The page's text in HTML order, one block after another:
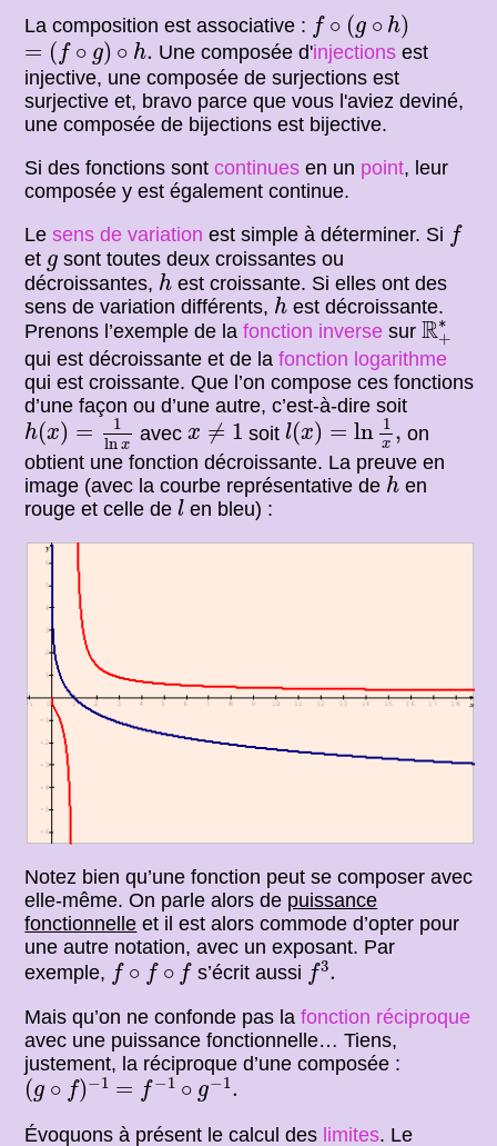
La composition est associative : f ∘ (g ∘ h)
f∘ g )
= ( f ∘ g) ∘ h.
=(f∘g)∘h. Une composée d'injections est
injective, une composée de surjections est
surjective et, bravo parce que vous l'aviez deviné,
une composée de bijections est bijective.
Si des fonctions sontcontinues en un point, leur
composée y est également continue.
Lesens de variation est simple à déterminer. Si f
f
et g
g sont toutes deux croissantes ou
décroissantes, h
h est croissante. Si elles ont des
sens de variation différents, h
h est décroissante.
Prenons l’exemple de lafonction inverse sur R∗
+
R+
qui est décroissante et de lafonction logarithme
qui est croissante. Que l’on compose ces fonctions
d’une façon ou d’une autre, c’est-à-dire soit
h(x) =
1
ln x
h (x)= 1lnx
avecx ≠ 1
x 1 soit l(x) = ln 1
x ,
l(x)=ln1x ,
on
obtient une fonction décroissante. La preuve en
image (avec la courbe représentative de h
h en
rouge et celle del
l en bleu) :
Notez bien qu’une fonction peut se composer avec
elle-même. On parle alors de puissance
fonctionnelle et il est alors commode d’opter pour
une autre notation, avec un exposant. Par
exemple, f ∘ f ∘ f
f∘f∘f s’écrit aussi f3.
f3.
Mais qu’on ne confonde pas lafonction réciproque
avec une puissance fonctionnelle… Tiens,
justement, la réciproque d’une composée :
(g ∘ f)−1
(g∘f)−1 = f −1 ∘ g−1.
=f−1∘g−1.
Évoquons à présent le calcul des limites. Le